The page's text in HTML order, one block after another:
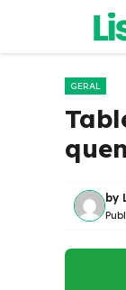
o
GERAL
by